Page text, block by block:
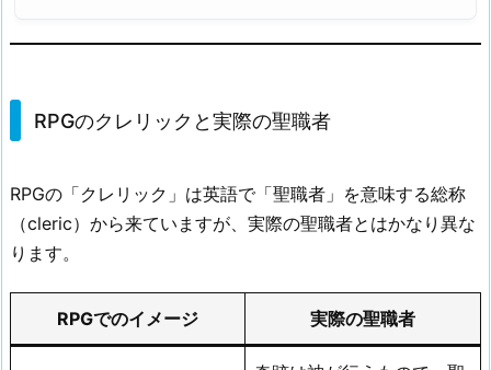
RPGのクレリックと実際の聖職者
RPGの「クレリック」は英語で「聖職者」を意味する総称
（cleric）から来ていますが、実際の聖職者とはかなり異な
ります。
RPGでのイメージ 実際の聖職者